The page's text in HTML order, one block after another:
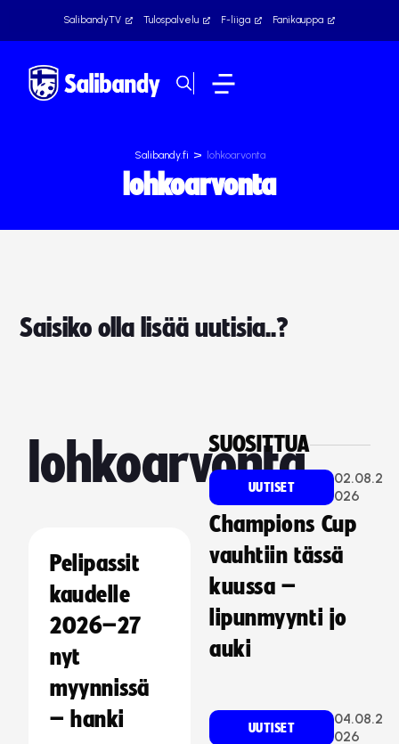
SalibandyTV Tulospalvelu F-liiga Fanikauppa
Salibandy.fi > lohkoarvonta
lohkoarvonta
Saisiko olla lisää uutisia..?
lohkoarvonta
Pelipassit
kaudelle
2026–27
nyt
myynnissä
– hanki
SUOSITTUA
UUTISET
02.08.2
026
Champions Cup
vauhtiin tässä
kuussa –
lipunmyynti jo
auki
UUTISET
04.08.2
026